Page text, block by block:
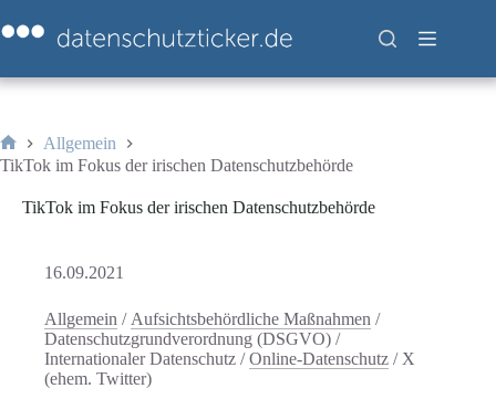
Inhalt
springen
Start
Allgemein
TikTok im Fokus der irischen Datenschutzbehörde
TikTok im Fokus der irischen Datenschutzbehörde
16.09.2021
Allgemein / Aufsichtsbehördliche Maßnahmen /
Datenschutzgrundverordnung (DSGVO) /
Internationaler Datenschutz /Online-Datenschutz / X
(ehem. Twitter)